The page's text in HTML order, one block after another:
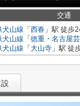
交通
犬山線 「 西春 」駅 徒歩
犬山線 「 徳重・名古屋
犬山線 「 大山寺 」駅 徒